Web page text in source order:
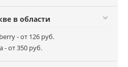
в области
- от 126 руб.
- от 350 руб.